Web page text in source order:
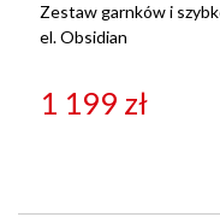
Zestaw garnków i
el. Obsidian
1 199 zł